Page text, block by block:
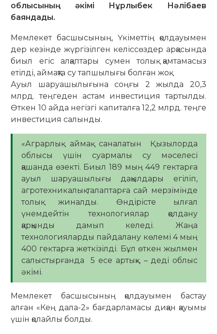
облысының әкімі Нұрлыбек Нәлібаев
баяндады.
Мемлекет басшысының, Үкіметтің қолдауымен
дер кезінде жүргізілген келіссөздер арқасында
биыл егіс алқаптары сумен толық қамтамасыз
етілді, аймақта су тапшылығы болған жоқ.
Ауыл шаруашылығына соңғы 2 жылда 20,3
млрд. теңгеден астам инвестиция тартылды.
Өткен 10 айда негізгі капиталға 12,2 млрд. теңге
инвестиция салынды.
«Аграрлық аймақ саналатын Қызылорда
облысы үшін суармалы су мәселесі
қашанда өзекті. Биыл 189 мың 449 гектарға
ауыл шаруашылығы дақылдары егіліп,
агротехникалық талаптарға сай мерзімінде
толық жиналды. Өндірісте ылғал
үнемдейтін технологиялар қолдану
қарқынды дамып келеді. Жаңа
технологияларды пайдалану көлемі 4 мың
400 гектарға жеткізілді. Бұл өткен жылмен
салыстырғанда 5 есе артық», – деді облыс
әкімі.
Мемлекет басшысының қолдауымен бастау
алған «Кең дала-2» бағдарламасы диқан қауымы
үшін қолайлы болды.